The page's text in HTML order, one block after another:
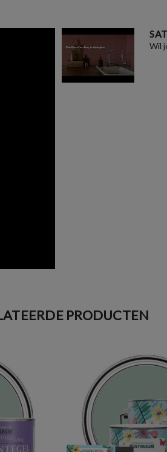
Wil
PRODUCTEN